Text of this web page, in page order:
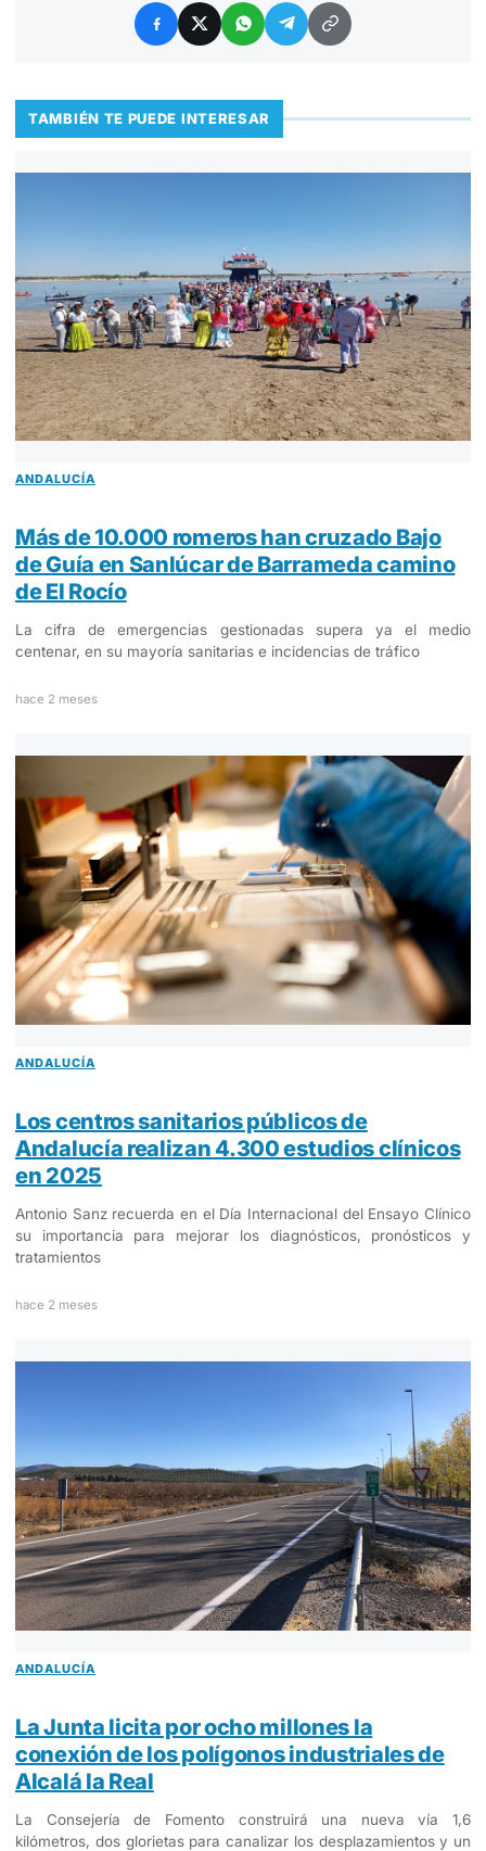
TAMBIÉN TE PUEDE INTERESAR
ANDALUCÍA
Más de 10.000 romeros han cruzado Bajo
de Guía en Sanlúcar de Barrameda camino
de El Rocío
La cifra de emergencias gestionadas supera ya el medio
centenar, en su mayoría sanitarias e incidencias de tráfico
hace 2 meses
ANDALUCÍA
Los centros sanitarios públicos de
Andalucía realizan 4.300 estudios clínicos
en 2025
Antonio Sanz recuerda en el Día Internacional del Ensayo Clínico
su importancia para mejorar los diagnósticos, pronósticos y
tratamientos
hace 2 meses
ANDALUCÍA
La Junta licita por ocho millones la
conexión de los polígonos industriales de
Alcalá la Real
La Consejería de Fomento construirá una nueva vía 1,6
kilómetros, dos glorietas para canalizar los desplazamientos y un